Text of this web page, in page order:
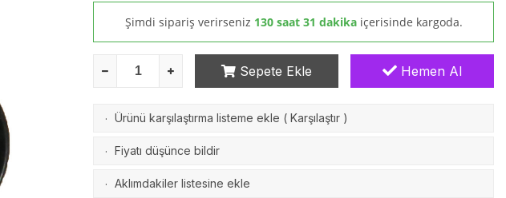
Şimdi sipariş verirseniz 130 saat 31 dakika içerisinde kargoda.
Sepete Ekle Hemen Al
· Ürünü karşılaştırma listeme ekle ( Karşılaştır )
· Fiyatı düşünce bildir
· Aklımdakiler listesine ekle